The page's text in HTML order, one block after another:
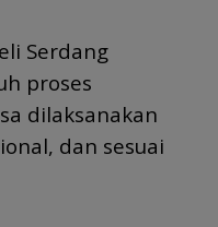
Serdang
proses
dilaksanakan
dan sesuai